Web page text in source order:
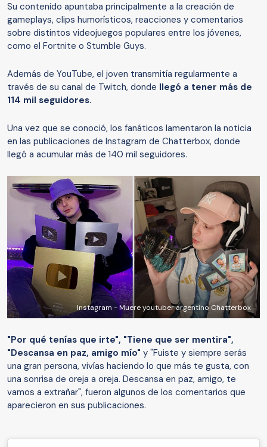
Su contenido apuntaba principalmente a la creación de
gameplays, clips humorísticos, reacciones y comentarios
sobre distintos videojuegos populares entre los jóvenes,
como el Fortnite o Stumble Guys.
Además de YouTube, el joven transmitía regularmente a
través de su canal de Twitch, donde llegó a tener más de
114 mil seguidores.
Una vez que se conoció, los fanáticos lamentaron la noticia
en las publicaciones de Instagram de Chatterbox, donde
llegó a acumular más de 140 mil seguidores.
Instagram - Muere youtuber argentino Chatterbox
"Por qué tenías que irte", "Tiene que ser mentira",
"Descansa en paz, amigo mío" y "Fuiste y siempre serás
una gran persona, vivías haciendo lo que más te gusta, con
una sonrisa de oreja a oreja. Descansa en paz, amigo, te
vamos a extrañar", fueron algunos de los comentarios que
aparecieron en sus publicaciones.